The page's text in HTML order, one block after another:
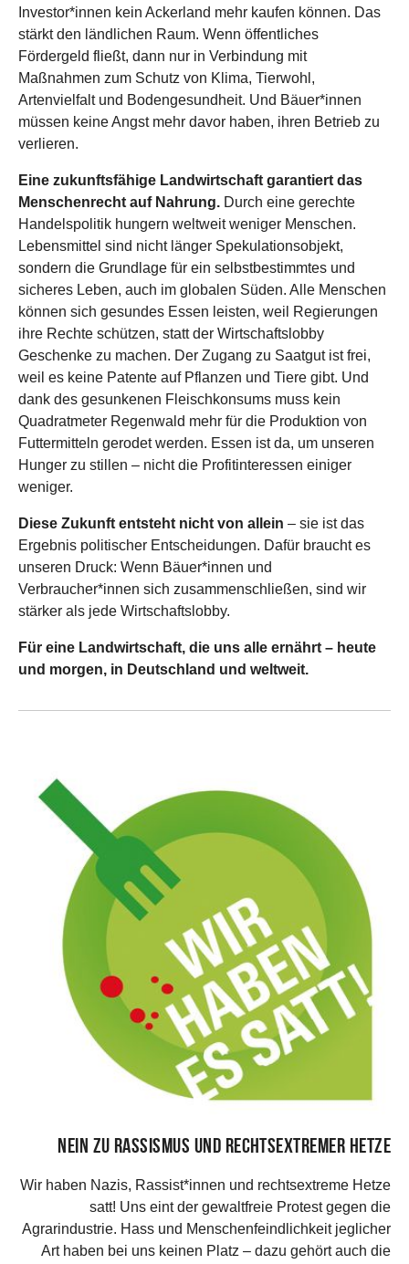
Investor*innen kein Ackerland mehr kaufen können. Das
stärkt den ländlichen Raum. Wenn öffentliches
Fördergeld fließt, dann nur in Verbindung mit
Maßnahmen zum Schutz von Klima, Tierwohl,
Artenvielfalt und Bodengesundheit. Und Bäuer*innen
müssen keine Angst mehr davor haben, ihren Betrieb zu
verlieren.
Eine zukunftsfähige Landwirtschaft garantiert das
Menschenrecht auf Nahrung. Durch eine gerechte
Handelspolitik hungern weltweit weniger Menschen.
Lebensmittel sind nicht länger Spekulationsobjekt,
sondern die Grundlage für ein selbstbestimmtes und
sicheres Leben, auch im globalen Süden. Alle Menschen
können sich gesundes Essen leisten, weil Regierungen
ihre Rechte schützen, statt der Wirtschaftslobby
Geschenke zu machen. Der Zugang zu Saatgut ist frei,
weil es keine Patente auf Pflanzen und Tiere gibt. Und
dank des gesunkenen Fleischkonsums muss kein
Quadratmeter Regenwald mehr für die Produktion von
Futtermitteln gerodet werden. Essen ist da, um unseren
Hunger zu stillen – nicht die Profitinteressen einiger
weniger.
Diese Zukunft entsteht nicht von allein – sie ist das
Ergebnis politischer Entscheidungen. Dafür braucht es
unseren Druck: Wenn Bäuer*innen und
Verbraucher*innen sich zusammenschließen, sind wir
stärker als jede Wirtschaftslobby.
Für eine Landwirtschaft, die uns alle ernährt – heute
und morgen, in Deutschland und weltweit.
Nein zu Rassismus und rechtsextremer Hetze
Wir haben Nazis, Rassist*innen und rechtsextreme Hetze
satt! Uns eint der gewaltfreie Protest gegen die
Agrarindustrie. Hass und Menschenfeindlichkeit jeglicher
Art haben bei uns keinen Platz – dazu gehört auch die